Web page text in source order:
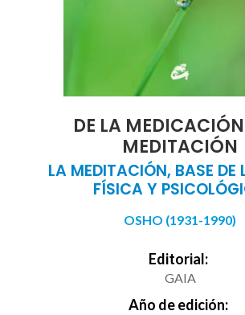
DE LA
MEDITACIÓN
LA MEDITACIÓN, BASE DE
FÍSICA Y
OSHO (1931-1990)
Editorial:
GAIA
Año de edición: